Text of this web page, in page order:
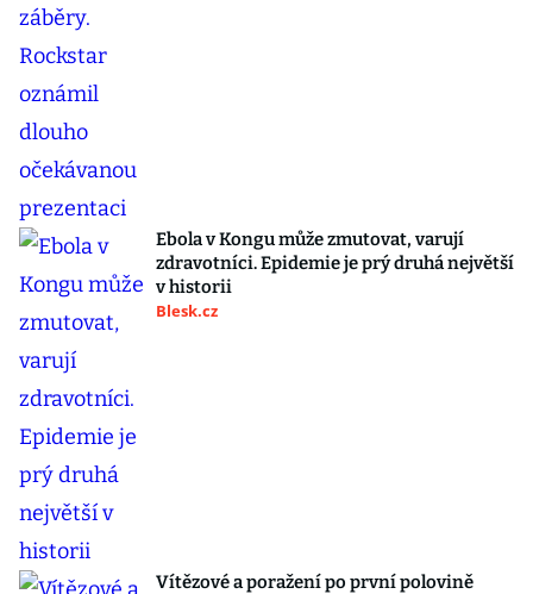
Ebola v Kongu může zmutovat, varují
zdravotníci. Epidemie je prý druhá největší
v historii
Blesk.cz
Vítězové a poražení po první polovině